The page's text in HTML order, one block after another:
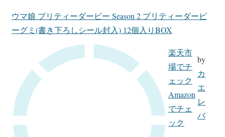
ウマ娘 プリティーダービー Season 2 プリティーダービ
ーグミ(書き下ろしシール封入) 12個入りBOX
楽天市
場でチ
ェック
Amazon
でチェ
ック
by
カ
エ
レ
バ